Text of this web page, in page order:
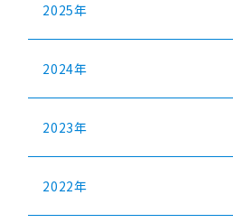
2025年
2024年
2023年
2022年